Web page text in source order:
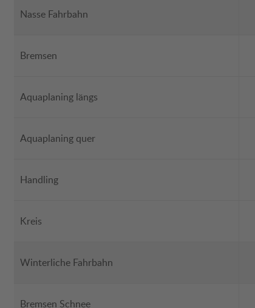
Nasse Fahrbahn
Bremsen
Aquaplaning längs
Aquaplaning quer
Handling
Kreis
Winterliche Fahrbahn
Bremsen Schnee